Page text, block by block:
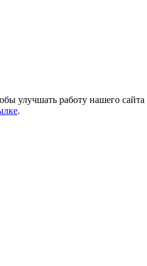
улучшать работу нашего сайта
.